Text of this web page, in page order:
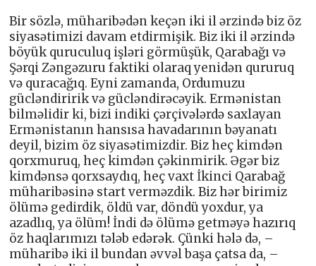
Bir sözlə, müharibədən keçən iki il ərzində biz öz
siyasətimizi davam etdirmişik. Biz iki il ərzində
böyük quruculuq işləri görmüşük, Qarabağı və
Şərqi Zəngəzuru faktiki olaraq yenidən qururuq
və quracağıq. Eyni zamanda, Ordumuzu
gücləndiririk və gücləndirəcəyik. Ermənistan
bilməlidir ki, bizi indiki çərçivələrdə saxlayan
Ermənistanın hansısa havadarının bəyanatı
deyil, bizim öz siyasətimizdir. Biz heç kimdən
qorxmuruq, heç kimdən çəkinmirik. Əgər biz
kimdənsə qorxsaydıq, heç vaxt İkinci Qarabağ
müharibəsinə start verməzdik. Biz hər birimiz
ölümə gedirdik, öldü var, döndü yoxdur, ya
azadlıq, ya ölüm! İndi də ölümə getməyə hazırıq
öz haqlarımızı tələb edərək. Çünki hələ də, –
müharibə iki il bundan əvvəl başa çatsa da, –